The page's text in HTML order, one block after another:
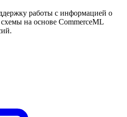
работы с информацией о
на основе CommerceML